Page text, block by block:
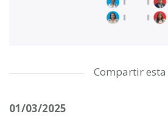
Compartir esta
01/03/2025